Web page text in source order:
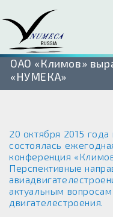
ОАО «Климов»
«НУМЕКА»
20 октября 2015
состоялась
конференция
Перспективные
актуальным
двигателестроения.